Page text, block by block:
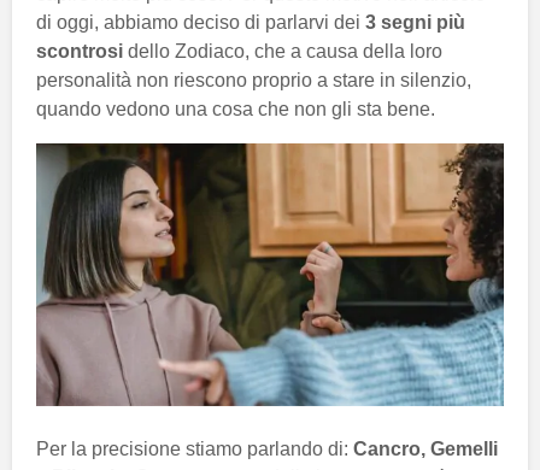
di oggi, abbiamo deciso di parlarvi dei 3 segni più
scontrosi dello Zodiaco, che a causa della loro
personalità non riescono proprio a stare in silenzio,
quando vedono una cosa che non gli sta bene.
Per la precisione stiamo parlando di: Cancro, Gemelli